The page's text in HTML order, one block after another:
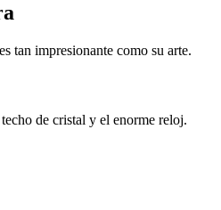
tan impresionante como su arte.
de cristal y el enorme reloj.